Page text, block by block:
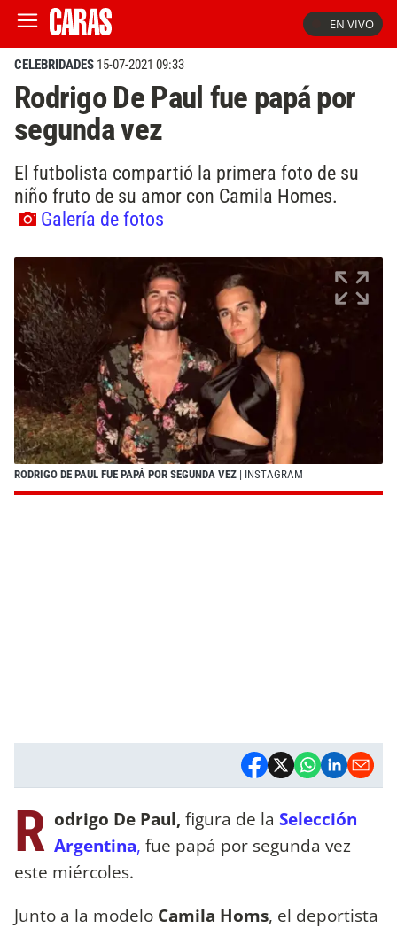
EN VIVO
CELEBRIDADES 15-07-2021 09:33
Rodrigo De Paul fue papá por
segunda vez
El futbolista compartió la primera foto de su
niño fruto de su amor con Camila Homes.
Galería de fotos
RODRIGO DE PAUL FUE PAPÁ POR SEGUNDA VEZ | INSTAGRAM
R odrigo De Paul,figura de la Selección
Argentina, fue papá por segunda vez
este miércoles.
Junto a la modelo Camila Homs, el deportista